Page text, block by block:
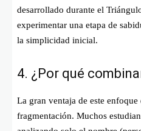
desarrollado durante el
experimentar una etapa de
la simplicidad inicial.
4. ¿Por qué
La gran ventaja de este enfoque
fragmentación. Muchos